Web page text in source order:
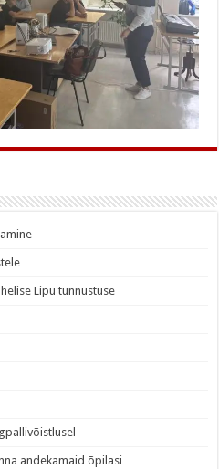
Lipu tunnustuse
andekamaid õpilasi